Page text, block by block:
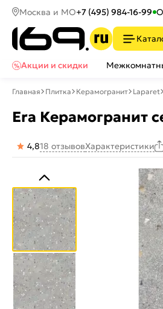
Москва и МО+7 (495) 984-16-99
Акции и скидки
Главная Плитка Керамогранит Laparet
Era Керамогранит
4,818 отзывовХарактеристики